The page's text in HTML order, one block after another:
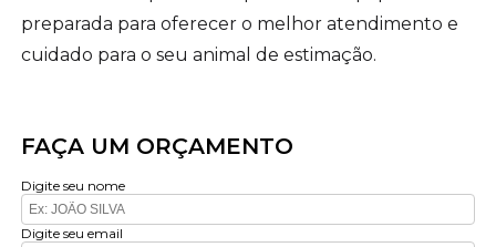
preparada para oferecer o melhor atendimento e
cuidado para o seu animal de estimação.
FAÇA UM ORÇAMENTO
Digite seu nome
Digite seu email